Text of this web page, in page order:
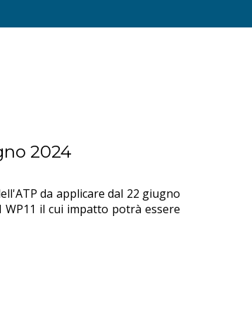
2024
da applicare dal 22 giugno
il cui impatto potrà essere